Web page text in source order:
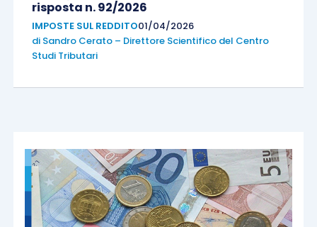
risposta n. 92/2026
IMPOSTE SUL REDDITO01/04/2026
di Sandro Cerato – Direttore Scientifico del Centro
Studi Tributari